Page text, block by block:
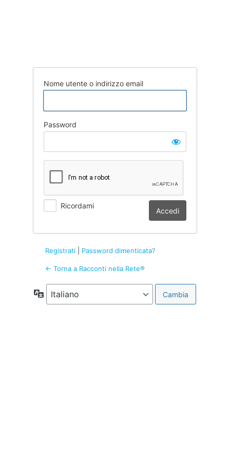
Nome utente o indirizzo email
Password
Ricordami
Registrati Password dimenticata?
← Torna a Racconti nella Rete®
Lingua